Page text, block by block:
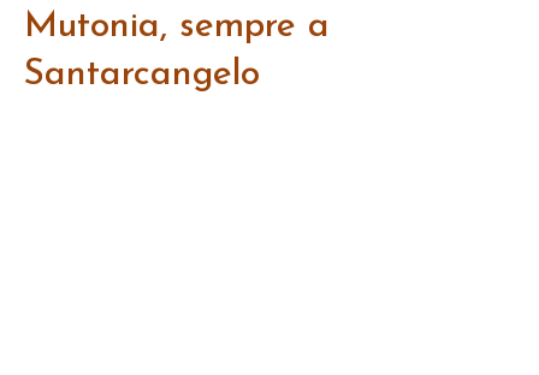
Mutonia, sempre a
Santarcangelo